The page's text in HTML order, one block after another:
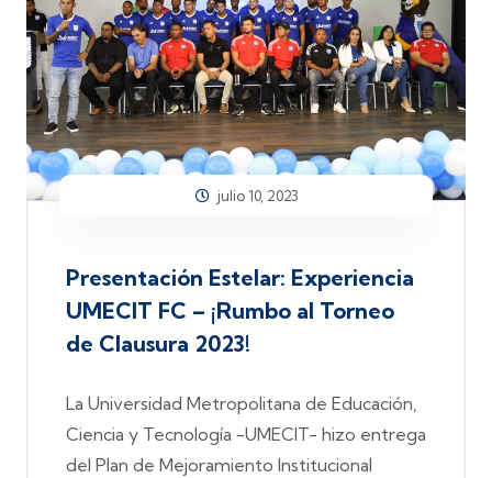
julio 10, 2023
Presentación Estelar: Experiencia
UMECIT FC – ¡Rumbo al Torneo
de Clausura 2023!
La Universidad Metropolitana de Educación,
Ciencia y Tecnología -UMECIT- hizo entrega
del Plan de Mejoramiento Institucional